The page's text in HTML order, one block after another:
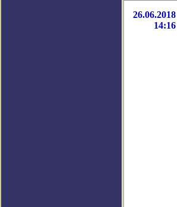
26.06.2018
14:16